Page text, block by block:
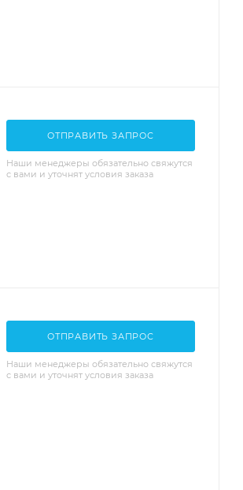
ОТПРАВИТЬ ЗАПРОС
Наши менеджеры обязательно свяжутся
с вами и уточнят условия заказа
ОТПРАВИТЬ ЗАПРОС
Наши менеджеры обязательно свяжутся
с вами и уточнят условия заказа